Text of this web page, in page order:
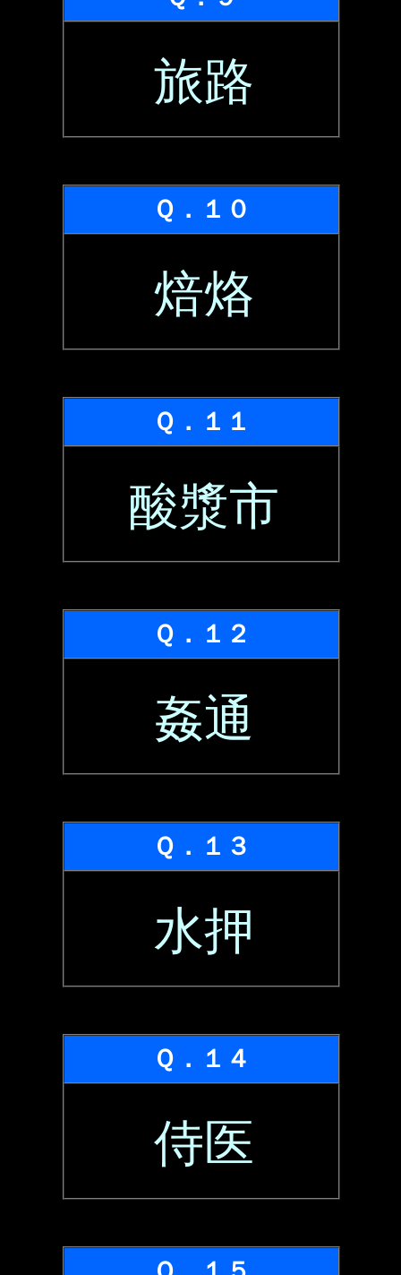
旅路
Ｑ．１０
焙烙
Ｑ．１１
酸漿市
Ｑ．１２
姦通
Ｑ．１３
水押
Ｑ．１４
侍医